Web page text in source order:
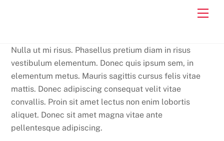
Nulla ut mi risus. Phasellus pretium diam in risus
vestibulum elementum. Donec quis ipsum sem, in
elementum metus. Mauris sagittis cursus felis vitae
mattis. Donec adipiscing consequat velit vitae
convallis. Proin sit amet lectus non enim lobortis
aliquet. Donec sit amet magna vitae ante
pellentesque adipiscing.